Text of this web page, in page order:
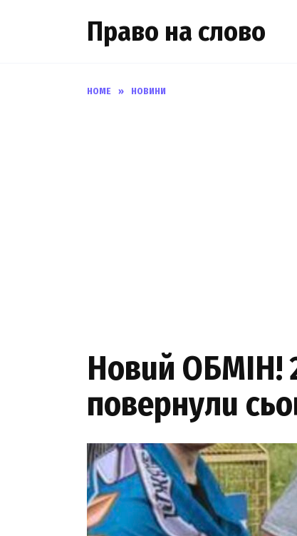
Право на слово
HOME » НОВИНИ
Hoвuй OБМIH!
пoвepнyлu